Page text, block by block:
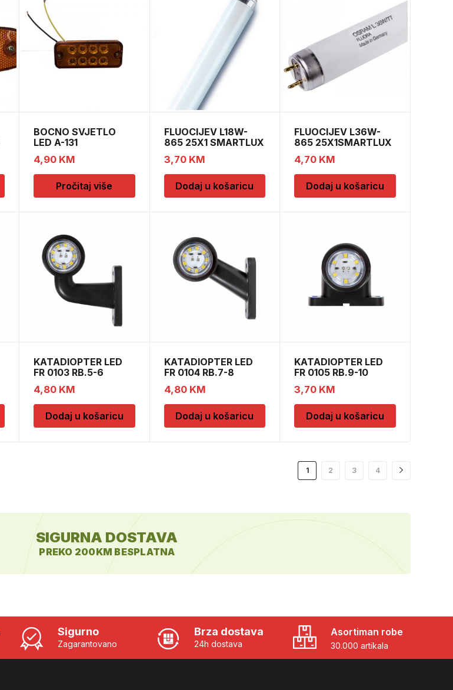
BOCNO SVJETLO
LED A-131
4,90 KM
Pročitaj više
FLUOCIJEV L18W-
865 25X1 SMARTLUX
3,70 KM
Dodaj u košaricu
FLUOCIJEV L36W-
865 25X1SMARTLUX
4,70 KM
Dodaj u košaricu
KATADIOPTER LED
FR 0103 RB.5-6
4,80 KM
Dodaj u košaricu
KATADIOPTER LED
FR 0104 RB.7-8
4,80 KM
Dodaj u košaricu
KATADIOPTER LED
FR 0105 RB.9-10
3,70 KM
Dodaj u košaricu
1 2 3 4
SIGURNA DOSTAVA
PREKO 200KM BESPLATNA
Sigurno
Zagarantovano
Brza dostava
24h dostava
Asortiman robe
30.000 artikala